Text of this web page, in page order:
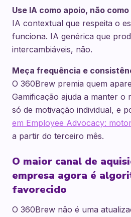
Use IA como apoio, não
IA contextual que respeita o
funciona. IA genérica que
intercambiáveis, não.
Meça frequência e
O 360Brew premia quem
Gamificação ajuda a manter o
só de motivação individual, e
em Employee Advocacy:
a partir do terceiro mês.
O maior canal de
empresa agora é
favorecido
O 360Brew não é uma